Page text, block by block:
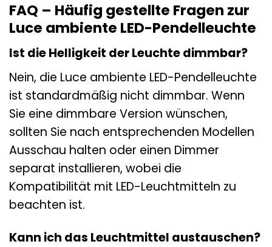
FAQ – Häufig gestellte Fragen zur
Luce ambiente LED-Pendelleuchte
Ist die Helligkeit der Leuchte dimmbar?
Nein, die Luce ambiente LED-Pendelleuchte
ist standardmäßig nicht dimmbar. Wenn
Sie eine dimmbare Version wünschen,
sollten Sie nach entsprechenden Modellen
Ausschau halten oder einen Dimmer
separat installieren, wobei die
Kompatibilität mit LED-Leuchtmitteln zu
beachten ist.
Kann ich das Leuchtmittel austauschen?